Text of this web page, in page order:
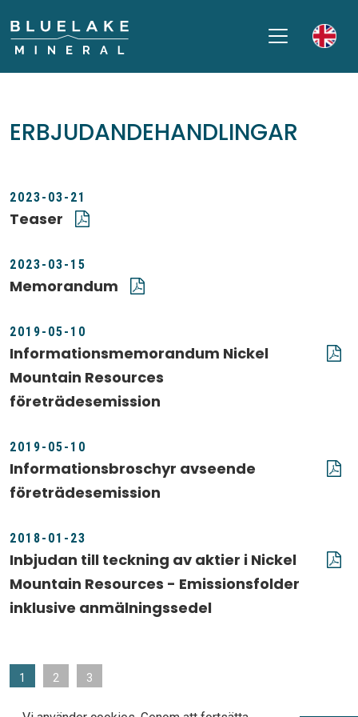
ERBJUDANDEHANDLINGAR
2023-03-21
Teaser
2023-03-15
Memorandum
2019-05-10
Informationsmemorandum Nickel
Mountain Resources
företrädesemission
2019-05-10
Informationsbroschyr avseende
företrädesemission
2018-01-23
Inbjudan till teckning av aktier i Nickel
Mountain Resources - Emissionsfolder
inklusive anmälningssedel
1 2 3